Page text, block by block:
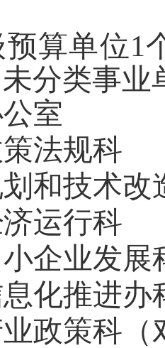
算单位1
分类事
公室
策法规科
划和技术改
济运行科
小企业发
息化推进办
业政策科